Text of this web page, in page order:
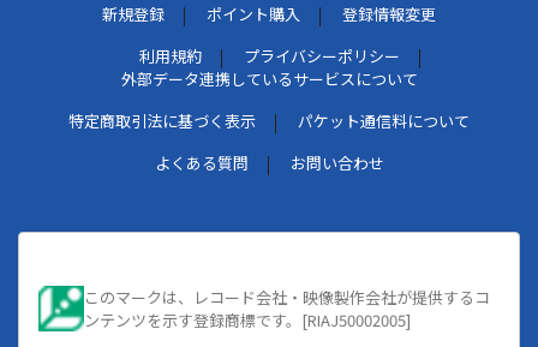
新規登録 ポイント購入
登録情報変更
利用規約
プライバシーポリシー
外部データ連携しているサービスについて
特定商取引法に基づく表示
パケット通信料について
よくある質問
お問い合わせ
このマークは、レコード会社・映像製作会社が提供するコ
ンテンツを示す登録商標です。[RIAJ50002005]